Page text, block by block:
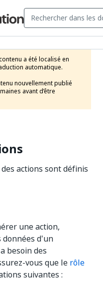
a été localisé en
automatique.
nouvellement publié
avant d’être
actions sont définis
une action,
d'un
besoin des
vous que le rôle
suivantes :